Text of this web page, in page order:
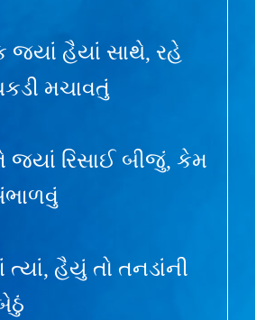
હૈયાં સાથે, રહે
મચાવતું
રિસાઈ બીજું, કેમ
હૈયું તો તનડાંની